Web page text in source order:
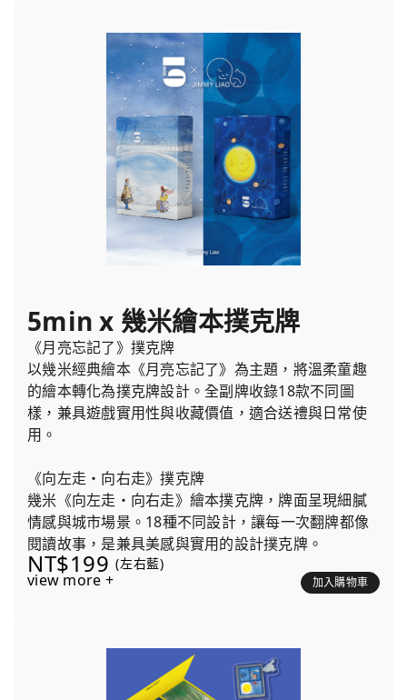
5min x 幾米繪本撲克牌
《月亮忘記了》撲克牌
以幾米經典繪本《月亮忘記了》為主題，將溫柔童趣
的繪本轉化為撲克牌設計。全副牌收錄18款不同圖
樣，兼具遊戲實用性與收藏價值，適合送禮與日常使
用。
《向左走・向右走》撲克牌
幾米《向左走・向右走》繪本撲克牌，牌面呈現細膩
情感與城市場景。18種不同設計，讓每一次翻牌都像
閱讀故事，是兼具美感與實用的設計撲克牌。
NT$199 (左右藍)
view more + 加入購物車